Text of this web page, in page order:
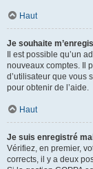
Haut
Je souhaite
Il est possible qu’un
nouveaux comptes. Il
d’utilisateur que vous
pour obtenir de l’aide.
Haut
Je suis enregistré
Vérifiez, en premier,
corrects, il y a deux